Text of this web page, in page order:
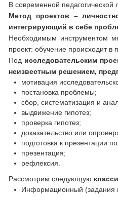
В современной
Метод проектов –
интегрирующий в себе
Необходимым инструментом
проект: обучение происходит в
Под исследовательским
неизвестным решением,
мотивация
постановка проблемы;
сбор, систематизация и
выдвижение гипотез;
проверка гипотез;
доказательство или
подготовка к презентации
презентация;
рефлексия.
Рассмотрим следующую
Информационный (задания